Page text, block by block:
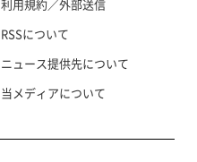
利用規約／外部送信
RSSについて
ニュース提供先について
当メディアについて